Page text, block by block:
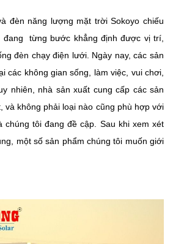
đèn năng lượng mặt trời Sokoyo chiếu
đang từng bước khẳng định được vị trí,
đèn chạy điện lưới. Ngày nay, các sản
các không gian sống, làm việc, vui chơi,
nhiên, nhà sản xuất cung cấp các sản
và không phải loại nào cũng phù hợp với
chúng tôi đang đề cập. Sau khi xem xét
một số sản phẩm chúng tôi muốn giới